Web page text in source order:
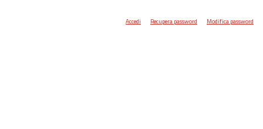
Accedi Recupera password Modifica password